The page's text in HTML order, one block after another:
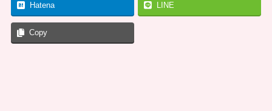
Hatena LINE
Copy